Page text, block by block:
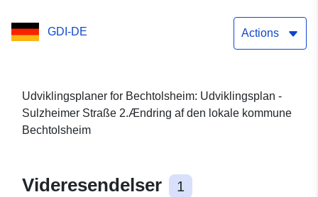
GDI-DE Actions
Udviklingsplaner for Bechtolsheim: Udviklingsplan -
Sulzheimer Straße 2.Ændring af den lokale kommune
Bechtolsheim
Videresendelser 1